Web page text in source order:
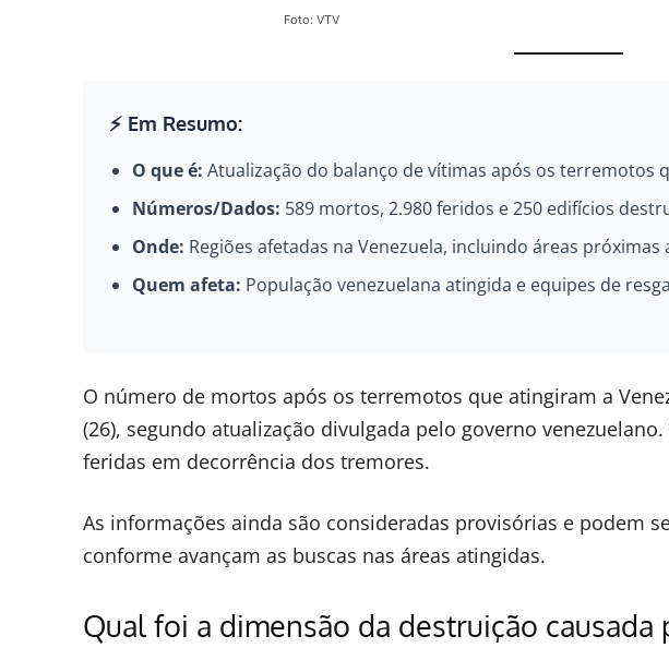
Foto: VTV
⚡ Em Resumo:
O que é: Atualização do balanço de vítimas após os terremotos
Números/Dados: 589 mortos, 2.980 feridos e 250 edifícios
Onde: Regiões afetadas na Venezuela, incluindo áreas próximas
Quem afeta: População venezuelana atingida e equipes de
O número de mortos após os terremotos que atingiram a
(26), segundo atualização divulgada pelo governo
feridas em decorrência dos tremores.
As informações ainda são consideradas provisórias e podem
conforme avançam as buscas nas áreas atingidas.
Qual foi a dimensão da destruição causada